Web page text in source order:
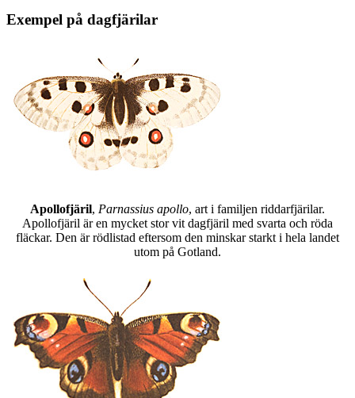
Exempel på dagfjärilar
Apollofjäril, Parnassius apollo, art i familjen riddarfjärilar.
Apollofjäril är en mycket stor vit dagfjäril med svarta och röda
fläckar. Den är rödlistad eftersom den minskar starkt i hela landet
utom på Gotland.